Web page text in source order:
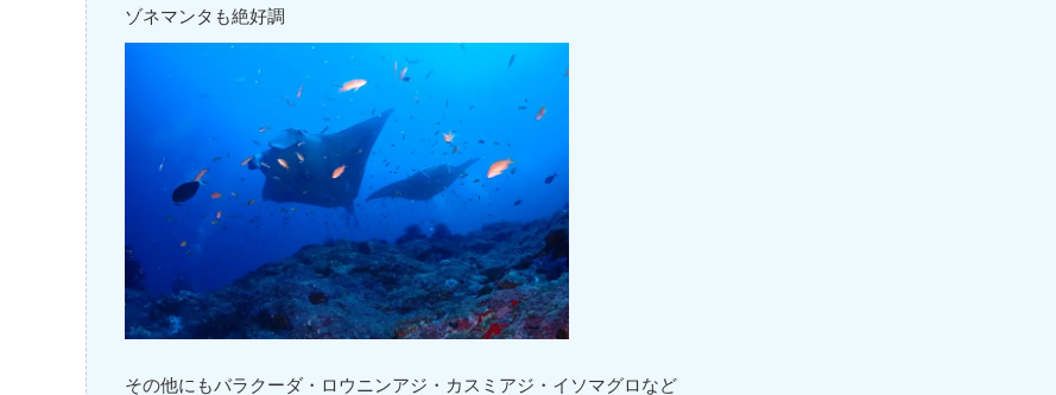
ゾネマンタも絶好調
その他にもバラクーダ・ロウニンアジ・カスミアジ・イソマグロなど